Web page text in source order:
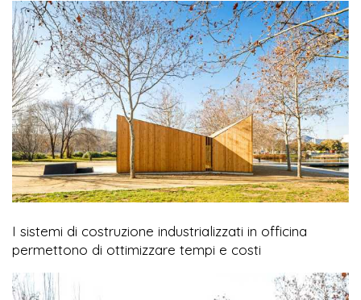
I sistemi di costruzione industrializzati in officina
permettono di ottimizzare tempi e costi